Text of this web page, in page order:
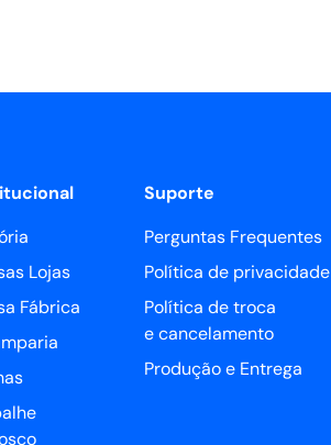
Lojas
Fábrica
Suporte
Perguntas Frequentes
Política de privacidade
Política de troca
e cancelamento
Produção e Entrega